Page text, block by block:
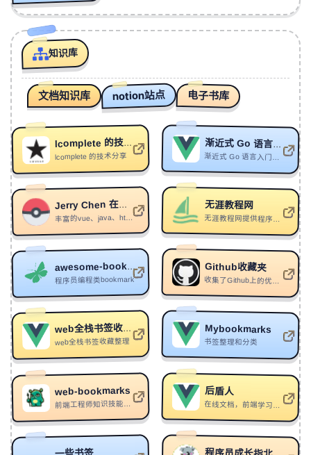
285 慢性病毒
286 Shouldn't Have To Be Like That Fra Lippo Lippi
287 Let's Get It Started...
288 I'll Do It Nev (PHONK)
289 Grey Plot
290
291 Jar Of Love（HEJI remix） HEJI
292 K-Pop Type Beat "Puberty"
293 忆呀 刘思云/嘭心
294 Towards The Sun
295 Down For Life Part Six
297 意志 volition BOY
298 Brainstorm Alexander 23
299 阿尔茨海默症 盼钰
300 Imagine feat. The 49ers
301 It's Only Worth It if You Work for It Les Winner's
302 中状元
303 宇宙尽头的碎片 知晏
304 HSHK/花凯/人面兽心
知识库
文档知识库 notion站点 电子书库
lcomplete 的技术分享
lcomplete 的技术分享
渐近式 Go 语言入门到精通
渐近式 Go 语言入门到精通
Jerry Chen 在线文档
丰富的vue、java、html笔记
无涯教程网
无涯教程网提供程序员在线零基础学IT编程技术教程。包括Javascript、MySQL、PHP、Python、Java、HTML5、Go语言等入门基础教程
awesome-bookmarks
程序员编程类bookmark
Github收藏夹
收集了Github上的优秀工具,框架,知识合集
web全栈书签收藏整理
web全栈书签收藏整理
Mybookmarks
书签整理和分类
web-bookmarks
前端工程师知识技能储备库
后盾人